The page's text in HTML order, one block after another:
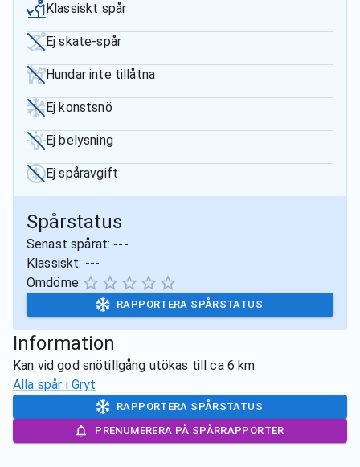
Klassiskt spår
Ej skate-spår
Hundar inte tillåtna
Ej konstsnö
Ej belysning
Ej spåravgift
Spårstatus
Senast spårat: ---
Klassiskt: ---
Omdöme:
RAPPORTERA SPÅRSTATUS
Information
Kan vid god snötillgång utökas till ca 6 km.
Alla spår i Gryt
RAPPORTERA SPÅRSTATUS
PRENUMERERA PÅ SPÅRRAPPORTER